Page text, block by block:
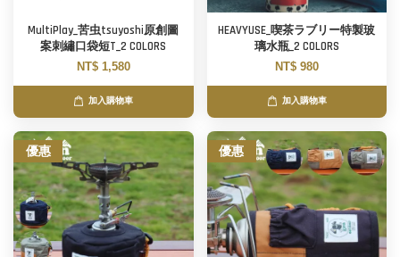
MultiPlay_苦虫tsuyoshi原創圖
案刺繡口袋短T_2 COLORS
NT$ 1,580
加入購物車
HEAVYUSE_喫茶ラブリー特製玻
璃水瓶_2 COLORS
NT$ 980
加入購物車
優惠 優惠